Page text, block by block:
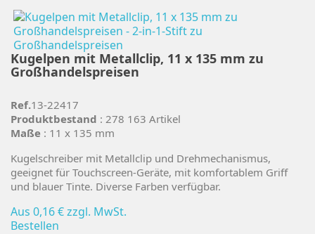
Kugelpen mit Metallclip, 11 x 135 mm zu
Großhandelspreisen
Ref.13-22417
Produktbestand : 278 163 Artikel
Maße : 11 x 135 mm
Kugelschreiber mit Metallclip und Drehmechanismus,
geeignet für Touchscreen-Geräte, mit komfortablem Griff
und blauer Tinte. Diverse Farben verfügbar.
Aus 0,16 €zzgl. MwSt.
Bestellen